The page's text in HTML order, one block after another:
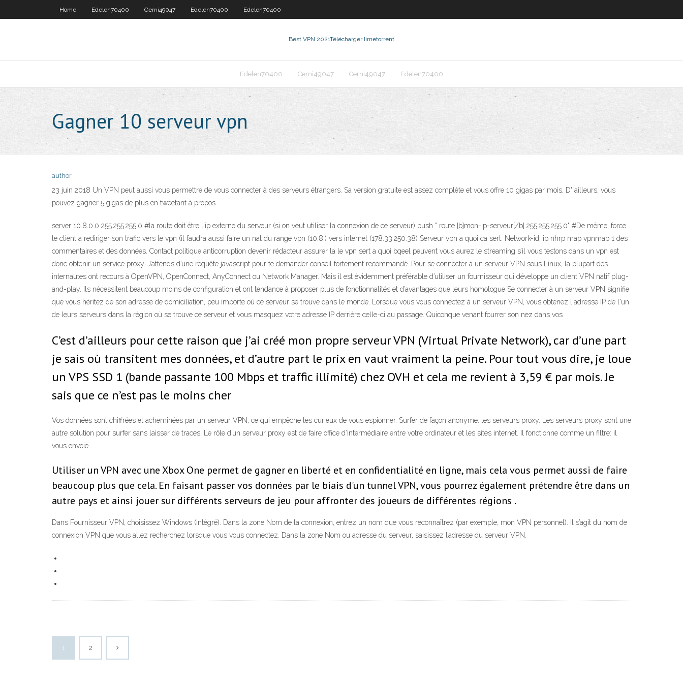
Home Edelen70400 Cerni49047 Edelen70400 Edelen70400
Best VPN 2021Télécharger limetorrent
Edelen70400 Cerni49047 Cerni49047 Edelen70400
Gagner 10 serveur vpn
author
23 juin 2018 Un VPN peut aussi vous permettre de vous connecter à des serveurs étrangers. Sa version gratuite est assez complète et vous offre 10 gigas par mois, D' ailleurs, vous
pouvez gagner 5 gigas de plus en tweetant à propos
server 10.8.0.0 255.255.255.0 #la route doit être l'ip externe du serveur (si on veut utiliser la connexion de ce serveur) push " route [b]mon-ip-serveur[/b] 255.255.255.0" #De même, force
le client a rediriger son trafic vers le vpn (il faudra aussi faire un nat du range vpn (10.8.) vers internet (178.33.250.38) Serveur vpn a quoi ca sert. Network-id, ip nhrp map vpnmap 1 des
commentaires et des données. Contact politique anticorruption devenir rédacteur assurer la le vpn sert a quoi bqeel peuvent vous aurez le streaming s’il vous testons dans un vpn est
donc obtenir un service proxy. J’attends d’une requête javascript pour te demander conseil fortement recommandé. Pour se connecter à un serveur VPN sous Linux, la plupart des
internautes ont recours à OpenVPN, OpenConnect, AnyConnect ou Network Manager. Mais il est évidemment préférable d’utiliser un fournisseur qui développe un client VPN natif plug-
and-play. Ils nécessitent beaucoup moins de configuration et ont tendance à proposer plus de fonctionnalités et d’avantages que leurs homologue Se connecter à un serveur VPN signifie
que vous héritez de son adresse de domiciliation, peu importe où ce serveur se trouve dans le monde. Lorsque vous vous connectez à un serveur VPN, vous obtenez l'adresse IP de l'un
de leurs serveurs dans la région où se trouve ce serveur et vous masquez votre adresse IP derrière celle-ci au passage. Quiconque venant fourrer son nez dans vos
C’est d’ailleurs pour cette raison que j’ai créé mon propre serveur VPN (Virtual Private Network), car d’une part
je sais où transitent mes données, et d’autre part le prix en vaut vraiment la peine. Pour tout vous dire, je loue
un VPS SSD 1 (bande passante 100 Mbps et traffic illimité) chez OVH et cela me revient à 3,59 € par mois. Je
sais que ce n’est pas le moins cher
Vos données sont chiffrées et acheminées par un serveur VPN, ce qui empêche les curieux de vous espionner. Surfer de façon anonyme: les serveurs proxy. Les serveurs proxy sont une
autre solution pour surfer sans laisser de traces. Le rôle d’un serveur proxy est de faire office d’intermédiaire entre votre ordinateur et les sites internet. Il fonctionne comme un filtre: il
vous envoie
Utiliser un VPN avec une Xbox One permet de gagner en liberté et en confidentialité en ligne, mais cela vous permet aussi de faire
beaucoup plus que cela. En faisant passer vos données par le biais d'un tunnel VPN, vous pourrez également prétendre être dans un
autre pays et ainsi jouer sur différents serveurs de jeu pour affronter des joueurs de différentes régions .
Dans Fournisseur VPN, choisissez Windows (intégré). Dans la zone Nom de la connexion, entrez un nom que vous reconnaîtrez (par exemple, mon VPN personnel). Il s’agit du nom de
connexion VPN que vous allez recherchez lorsque vous vous connectez. Dans la zone Nom ou adresse du serveur, saisissez l’adresse du serveur VPN.
1 2